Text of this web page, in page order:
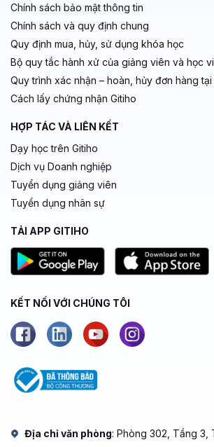
Chính sách bảo mật thông tin
Chính sách và quy định chung
Quy định mua, hủy, sử dụng khóa học
Bộ quy tắc hành xử của giảng viên và học
Quy trình xác nhận – hoàn, hủy đơn hàng
Cách lấy chứng nhận Gitiho
HỢP TÁC VÀ LIÊN KẾT
Dạy học trên Gitiho
Dịch vụ Doanh nghiệp
Tuyển dụng giảng viên
Tuyển dụng nhân sự
TẢI APP GITIHO
KẾT NỐI VỚI CHÚNG TÔI
Địa chỉ văn phòng: Phòng 302, Tầng 3,